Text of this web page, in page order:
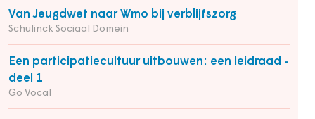
Van Jeugdwet naar Wmo bij verblijfszorg
Schulinck Sociaal Domein
Een participatiecultuur uitbouwen: een leidraad -
deel 1
Go Vocal